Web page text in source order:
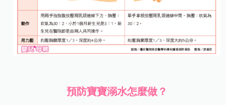
預防寶寶溺水怎麼做？